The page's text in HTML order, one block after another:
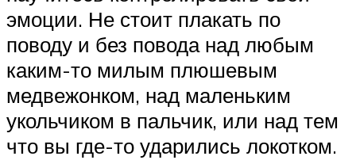
эмоции. Не стоит плакать по
поводу и без повода над любым
каким-то милым плюшевым
медвежонком, над маленьким
укольчиком в пальчик, или над тем
что вы где-то ударились локотком.